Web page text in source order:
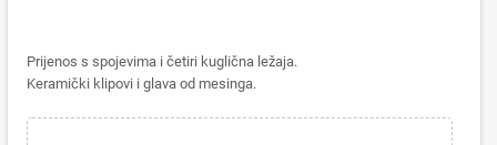
Prijenos s spojevima i četiri kuglična ležaja.
Keramički klipovi i glava od mesinga.